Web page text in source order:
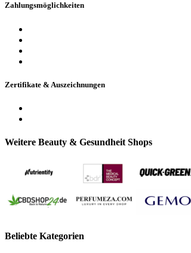
Zahlungsmöglichkeiten
Zertifikate & Auszeichnungen
Weitere Beauty & Gesundheit Shops
Beliebte Kategorien